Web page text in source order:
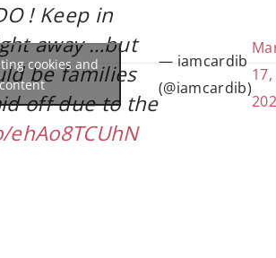
! Keep in
away …but
be families
off due to the
— iamcardib
(@iamcardib)
17,
cookies and